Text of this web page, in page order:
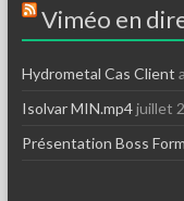
Viméo en
Hydrometal Cas Client
Isolvar MIN.mp4juillet
Présentation Boss